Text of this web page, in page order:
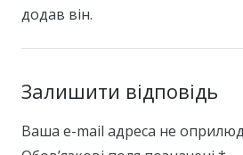
додав він.
Залишити відповідь
Ваша e-mail адреса не